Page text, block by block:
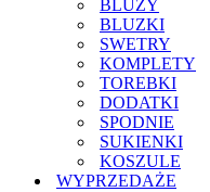
BLUZY
BLUZKI
SWETRY
KOMPLETY
TOREBKI
DODATKI
SPODNIE
SUKIENKI
KOSZULE
WYPRZEDAŻE